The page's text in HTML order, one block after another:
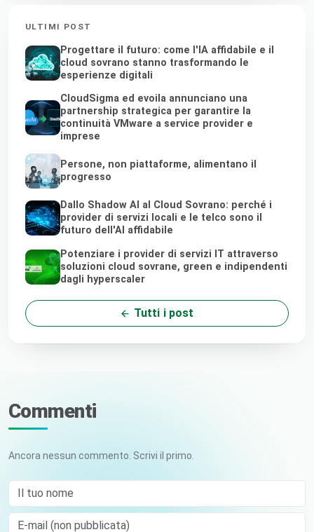
ULTIMI POST
Progettare il futuro: come l'IA affidabile e il
cloud sovrano stanno trasformando le
esperienze digitali
CloudSigma ed evoila annunciano una
partnership strategica per garantire la
continuità VMware a service provider e
imprese
Persone, non piattaforme, alimentano il
progresso
Dallo Shadow AI al Cloud Sovrano: perché i
provider di servizi locali e le telco sono il
futuro dell'AI affidabile
Potenziare i provider di servizi IT attraverso
soluzioni cloud sovrane, green e indipendenti
dagli hyperscaler
Tutti i post
Commenti
Ancora nessun commento. Scrivi il primo.
Il tuo nome
E-mail (non pubblicata)